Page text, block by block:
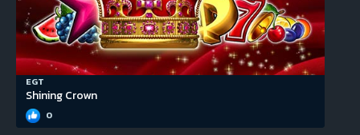
EGT
Shining Crown
0